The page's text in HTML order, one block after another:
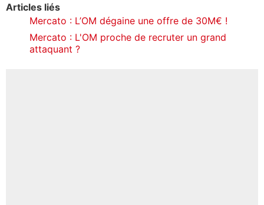
Articles liés
Mercato : L’OM dégaine une offre de 30M€ !
Mercato : L'OM proche de recruter un grand
attaquant ?